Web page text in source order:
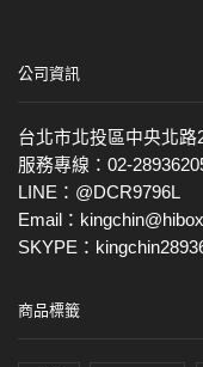
公司資訊
台北市北投區中央北路
服務專線：02-
LINE：@DCR9796L
Email：
SKYPE：
商品標籤